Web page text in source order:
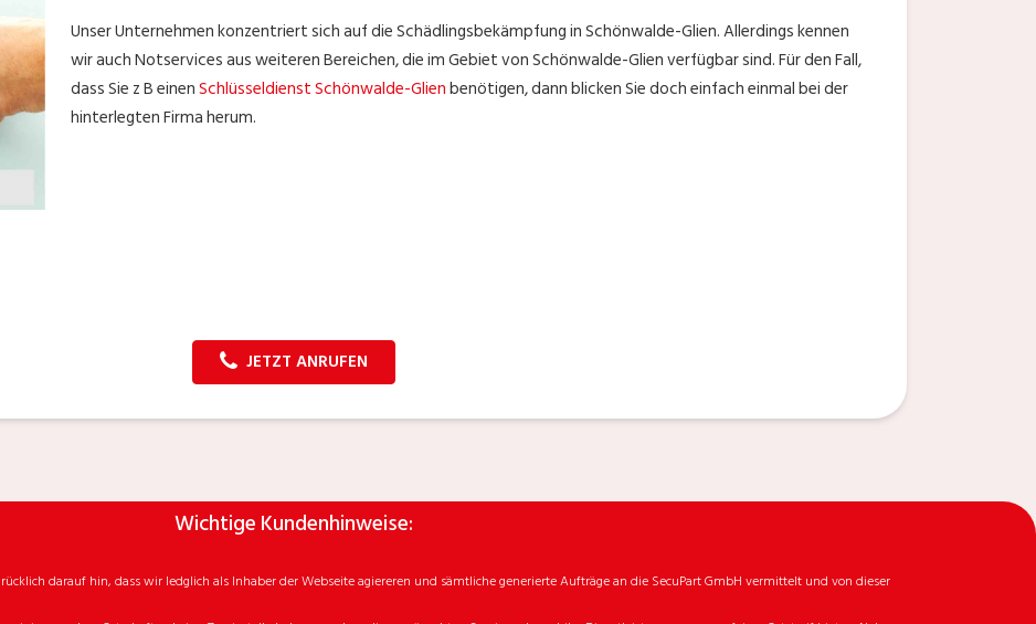
Unser Unternehmen konzentriert sich auf die Schädlingsbekämpfung in Schönwalde-Glien. Allerdings kennen
wir auch Notservices aus weiteren Bereichen, die im Gebiet von Schönwalde-Glien verfügbar sind. Für den Fall,
dass Sie z B einenSchlüsseldienst Schönwalde-Glienbenötigen, dann blicken Sie doch einfach einmal bei der
hinterlegten Firma herum.
JETZT ANRUFEN
Wichtige Kundenhinweise:
darauf hin, dass wir ledglich als Inhaber der Webseite agiereren und sämtliche generierte Aufträge an die SecuPart GmbH vermittelt und von dieser